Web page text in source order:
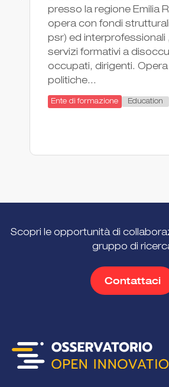
presso la regione Emilia
opera con fondi strutturali
psr) ed interprofessionali
servizi formativi a
occupati, dirigenti. Opera
politiche...
Ente di formazione Education
Scopri le opportunità di
gruppo di
Contattaci